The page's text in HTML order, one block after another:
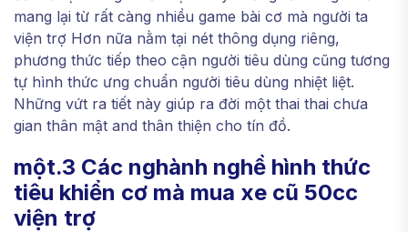
mang lại từ rất càng nhiều game bài cơ mà người ta
viện trợ Hơn nữa nằm tại nét thông dụng riêng,
phương thức tiếp theo cận người tiêu dùng cũng tương
tự hình thức ưng chuẩn người tiêu dùng nhiệt liệt.
Những vứt ra tiết này giúp ra đời một thai thai chưa
gian thân mật and thân thiện cho tín đồ.
một.3 Các nghành nghề hình thức
tiêu khiển cơ mà mua xe cũ 50cc
viện trợ